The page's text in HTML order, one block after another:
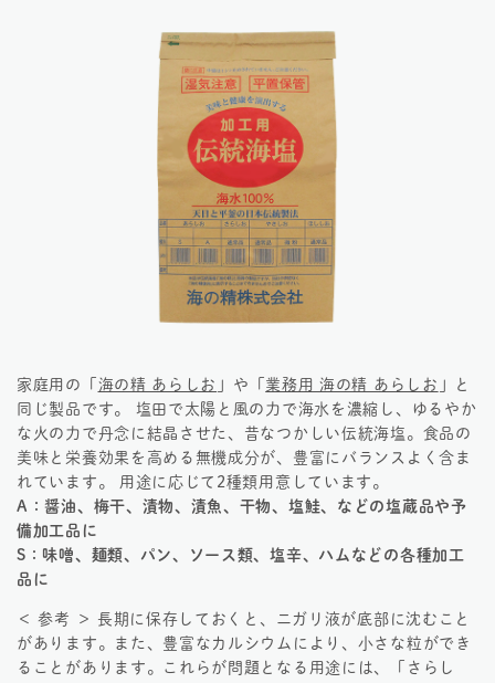
家庭用の「 海の精 あらしお 」や「 業務用 海の精 あらしお 」と
同じ製品です。 塩田で太陽と風の力で海水を濃縮し、ゆるやか
な火の力で丹念に結晶させた、昔なつかしい伝統海塩。食品の
美味と栄養効果を高める無機成分が、豊富にバランスよく含ま
れています。 用途に応じて2種類用意しています。
A：醤油、梅干、漬物、漬魚、干物、塩鮭、などの塩蔵品や予
備加工品に
S：味噌、麺類、パン、ソース類、塩辛、ハムなどの各種加工
品に
＜ 参考 ＞ 長期に保存しておくと、ニガリ液が底部に沈むこと
があります。また、豊富なカルシウムにより、小さな粒ができ
ることがあります。これらが問題となる用途には、「さらし